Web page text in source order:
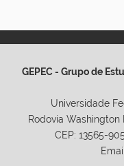
GEPEC - Grupo de
Universidade
Rodovia Washington
CEP: 13565-